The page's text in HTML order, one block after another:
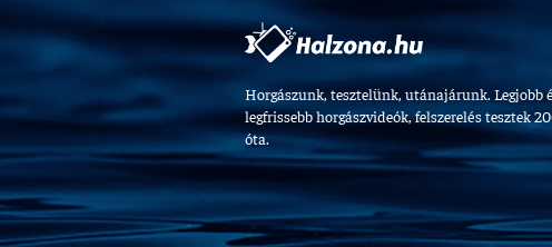
Horgászunk, tesztelünk, utánajárunk. Legjobb
legfrissebb horgászvideók, felszerelés tesztek
óta.